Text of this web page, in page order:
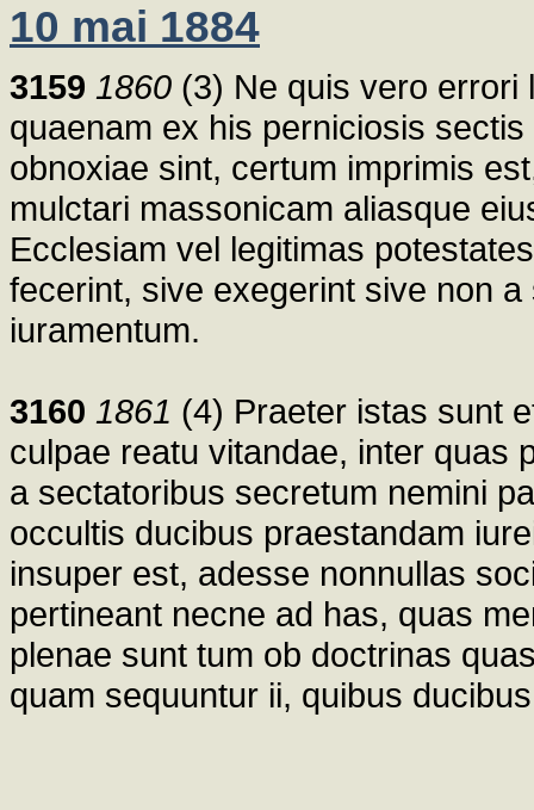
10 mai 1884
3159 1860 (3) Ne quis vero errori
quaenam ex his perniciosis
obnoxiae sint, certum imprimis
mulctari massonicam aliasque
Ecclesiam vel legitimas
fecerint, sive exegerint sive non
iuramentum.
3160 1861 (4) Praeter istas sunt
culpae reatu vitandae, inter quas
a sectatoribus secretum nemini
occultis ducibus praestandam
insuper est, adesse nonnullas
pertineant necne ad has, quas
plenae sunt tum ob doctrinas
quam sequuntur ii, quibus